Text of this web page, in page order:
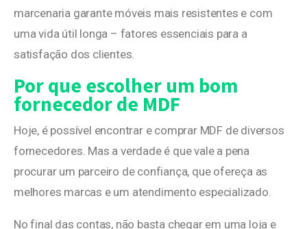
marcenaria garante móveis mais resistentes e com
uma vida útil longa – fatores essenciais para a
satisfação dos clientes.
Por que escolher um bom
fornecedor de MDF
Hoje, é possível encontrar e comprar MDF de diversos
fornecedores. Mas a verdade é que vale a pena
procurar um parceiro de confiança, que ofereça as
melhores marcas e um atendimento especializado.
No final das contas, não basta chegar em uma loja e